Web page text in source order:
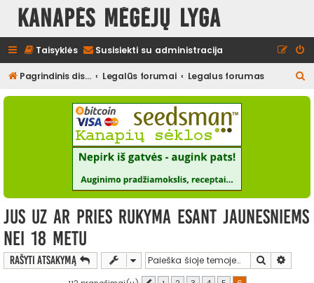
Kanapės mėgėjų lyga
Taisyklės Susisiekti su administracija
Pagrindinis diskusijų puslapis Legalūs forumai Legalus forumas
e
jus uz ar pries rukyma esant jaunesniems
nei 18 metu
Rašyti atsakymą Ieškoti